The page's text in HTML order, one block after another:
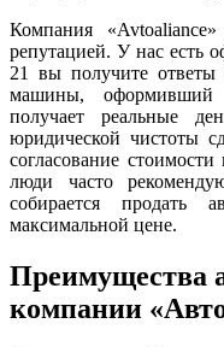
Компания
репутацией. У нас есть
21 вы получите
машины, оформивший
получает реальные
юридической чистоты
согласование
люди часто
собирается
максимальной цене.
Преимущества
компании